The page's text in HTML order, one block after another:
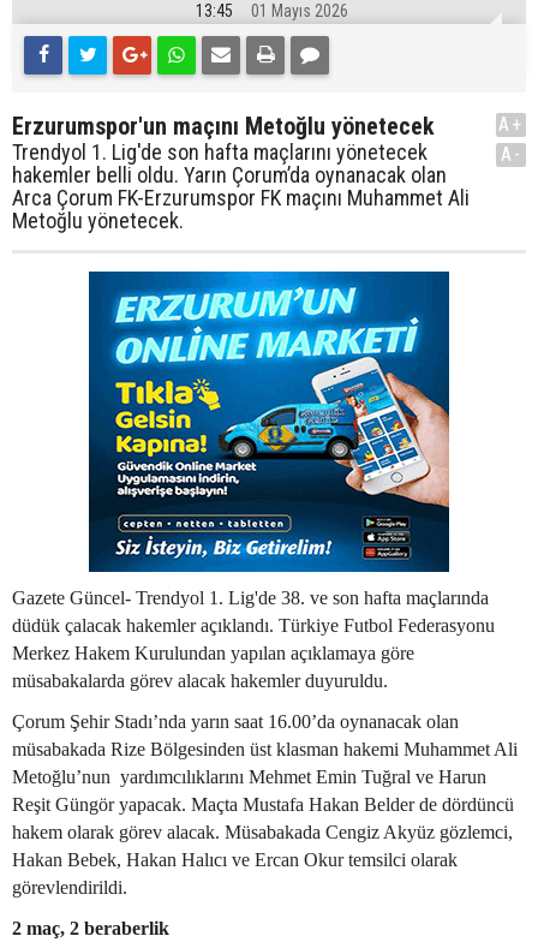
13:45 01 Mayıs 2026
Erzurumspor'un maçını Metoğlu yönetecek
Trendyol 1. Lig'de son hafta maçlarını yönetecek
hakemler belli oldu. Yarın Çorum’da oynanacak olan
Arca Çorum FK-Erzurumspor FK maçını Muhammet Ali
Metoğlu yönetecek.
A+
A-
Gazete Güncel- Trendyol 1. Lig'de 38. ve son hafta maçlarında
düdük çalacak hakemler açıklandı. Türkiye Futbol Federasyonu
Merkez Hakem Kurulundan yapılan açıklamaya göre
müsabakalarda görev alacak hakemler duyuruldu.
Çorum Şehir Stadı’nda yarın saat 16.00’da oynanacak olan
müsabakada Rize Bölgesinden üst klasman hakemi Muhammet Ali
Metoğlu’nun yardımcılıklarını Mehmet Emin Tuğral ve Harun
Reşit Güngör yapacak. Maçta Mustafa Hakan Belder de dördüncü
hakem olarak görev alacak. Müsabakada Cengiz Akyüz gözlemci,
Hakan Bebek, Hakan Halıcı ve Ercan Okur temsilci olarak
görevlendirildi.
2 maç, 2 beraberlik